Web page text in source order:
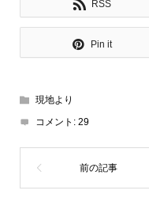
RSS
Pin it
現地より
コメント: 29